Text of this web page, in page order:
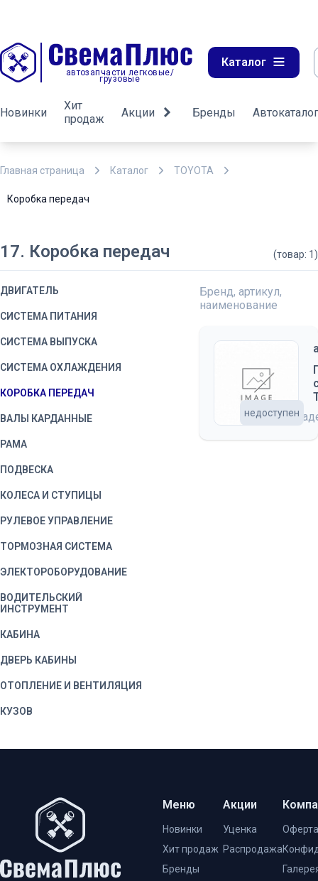
автозапчасти легковые/
грузовые
Каталог
Новинки
Хит
продаж
Акции Бренды Автокаталог
Главная страница Каталог TOYOTA
Коробка передач
17. Коробка передач (товар: 1)
ДВИГАТЕЛЬ
СИСТЕМА ПИТАНИЯ
СИСТЕМА ВЫПУСКА
СИСТЕМА ОХЛАЖДЕНИЯ
КОРОБКА ПЕРЕДАЧ
ВАЛЫ КАРДАННЫЕ
РАМА
ПОДВЕСКА
КОЛЕСА И СТУПИЦЫ
РУЛЕВОЕ УПРАВЛЕНИЕ
ТОРМОЗНАЯ СИСТЕМА
ЭЛЕКТОРОБОРУДОВАНИЕ
ВОДИТЕЛЬСКИЙ
ИНСТРУМЕНТ
КАБИНА
ДВЕРЬ КАБИНЫ
ОТОПЛЕНИЕ И ВЕНТИЛЯЦИЯ
КУЗОВ
Бренд, артикул,
наименование
на
недоступен
Меню
Новинки
Хит продаж
Бренды
Акции
Уценка
Распродажа
Оферта